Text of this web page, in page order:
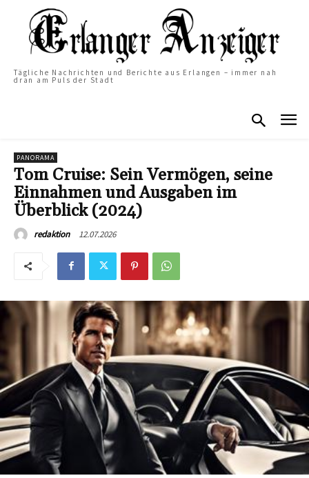
Tägliche Nachrichten und Berichte aus Erlangen – immer nah
dran am Puls der Stadt
PANORAMA
Tom Cruise: Sein Vermögen, seine
Einnahmen und Ausgaben im
Überblick (2024)
redaktion 12.07.2026